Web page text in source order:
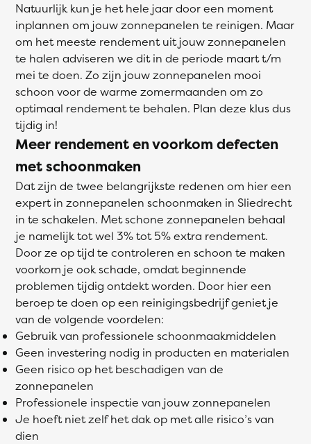
Natuurlijk kun je het hele jaar door een moment
inplannen om jouw zonnepanelen te reinigen. Maar
om het meeste rendement uit jouw zonnepanelen
te halen adviseren we dit in de periode maart t/m
mei te doen. Zo zijn jouw zonnepanelen mooi
schoon voor de warme zomermaanden om zo
optimaal rendement te behalen. Plan deze klus dus
tijdig in!
Meer rendement en voorkom defecten
met schoonmaken
Dat zijn de twee belangrijkste redenen om hier een
expert in zonnepanelen schoonmaken in Sliedrecht
in te schakelen. Met schone zonnepanelen behaal
je namelijk tot wel 3% tot 5% extra rendement.
Door ze op tijd te controleren en schoon te maken
voorkom je ook schade, omdat beginnende
problemen tijdig ontdekt worden. Door hier een
beroep te doen op een reinigingsbedrijf geniet je
van de volgende voordelen:
Gebruik van professionele schoonmaakmiddelen
Geen investering nodig in producten en materialen
Geen risico op het beschadigen van de
zonnepanelen
Professionele inspectie van jouw zonnepanelen
Je hoeft niet zelf het dak op met alle risico’s van
dien